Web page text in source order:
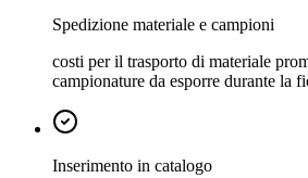
Spedizione materiale e campioni
costi per il trasporto di materiale
campionature da esporre durante la
Inserimento in catalogo